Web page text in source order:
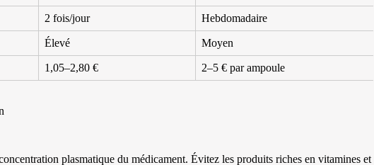
2 fois/jour Hebdomadaire
Élevé Moyen
1,05–2,80 € 2–5 € par ampoule
plasmatique du médicament. Évitez les produits riches en vitamines et